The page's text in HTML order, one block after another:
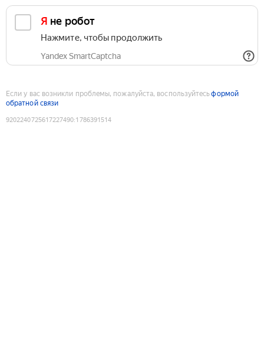
Я не робот
Нажмите, чтобы продолжить
Yandex SmartCaptcha
Если у вас возникли проблемы, пожалуйста, воспользуйтесьформой
обратной связи
9202240725617227490:1786391514